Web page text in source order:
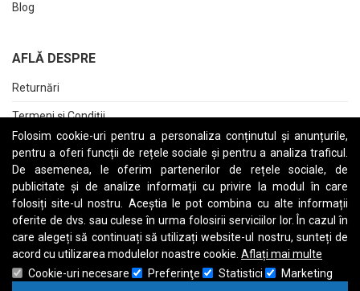
Folosim cookie-uri pentru a personaliza conținutul și anunțurile,
pentru a oferi funcții de rețele sociale și pentru a analiza traficul.
De asemenea, le oferim partenerilor de rețele sociale, de
publicitate și de analize informații cu privire la modul în care
folosiți site-ul nostru. Aceștia le pot combina cu alte informații
oferite de dvs. sau culese în urma folosirii serviciilor lor. În cazul în
care alegeți să continuați să utilizați website-ul nostru, sunteți de
acord cu utilizarea modulelor noastre cookie. Aflați mai multe
Cookie-uri necesare
Preferinţe Statistici Marketing
Blog
AFLĂ DESPRE
Returnări
Termeni și Condiții
Raport date personale
Cerere stergere cont
ABCDEFGHIJKLMNOPQRSTUV WXYZ